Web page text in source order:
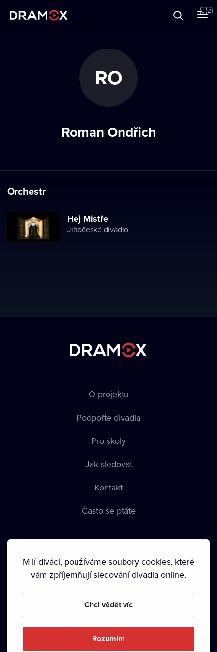
🇨🇿
RO
Roman Ondřich
Orchestr
Hej Mistře
Jihočeské divadlo
O projektu
Podpořte divadla
Pro školy
Jak sledovat
Kontakt
Často se ptáte
Podmínky používání • Ochrana soukromí • Zásady používání
• Autorská práva•
Milí diváci, používáme soubory cookies, které
vám zpříjemňují sledování divadla online.
Chci vědět víc
Rozumím